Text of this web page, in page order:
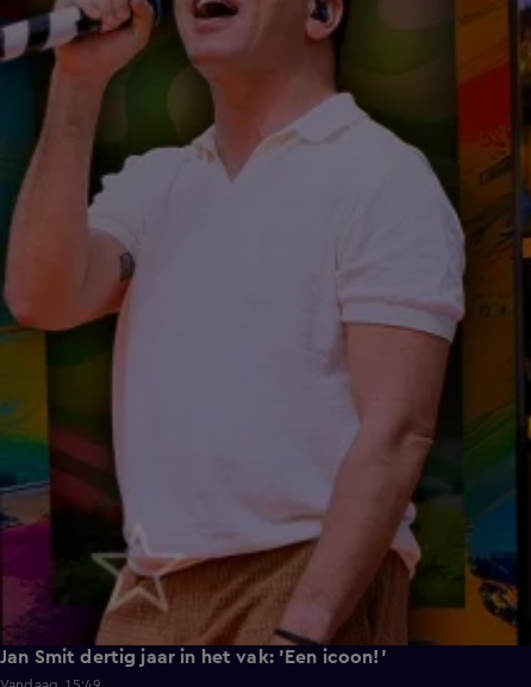
Jan Smit dertig jaar in het vak: 'Een icoon!'